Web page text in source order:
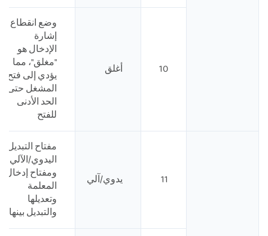
10 أغلق
وضع انقطاع
إشارة
الإدخال هو
"مغلق"، مما
يؤدي إلى فتح
المشغل حتى
الحد الأدنى
للفتح
11 يدوي/آلي
مفتاح التبديل
اليدوي/الآلي،
ومفتاح إدخال
المعلمة
وتعديلها
والتبديل بينها